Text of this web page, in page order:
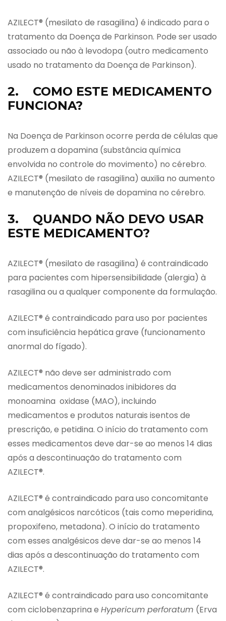
AZILECT® (mesilato de rasagilina) é indicado para o
tratamento da Doença de Parkinson. Pode ser usado
associado ou não à levodopa (outro medicamento
usado no tratamento da Doença de Parkinson).
2. COMO ESTE MEDICAMENTO
FUNCIONA?
Na Doença de Parkinson ocorre perda de células que
produzem a dopamina (substância química
envolvida no controle do movimento) no cérebro.
AZILECT® (mesilato de rasagilina) auxilia no aumento
e manutenção de níveis de dopamina no cérebro.
3. QUANDO NÃO DEVO USAR
ESTE MEDICAMENTO?
AZILECT® (mesilato de rasagilina) é contraindicado
para pacientes com hipersensibilidade (alergia) à
rasagilina ou a qualquer componente da formulação.
AZILECT® é contraindicado para uso por pacientes
com insuficiência hepática grave (funcionamento
anormal do fígado).
AZILECT® não deve ser administrado com
medicamentos denominados inibidores da
monoamina oxidase (MAO), incluindo
medicamentos e produtos naturais isentos de
prescrição, e petidina. O início do tratamento com
esses medicamentos deve dar-se ao menos 14 dias
após a descontinuação do tratamento com
AZILECT®.
AZILECT® é contraindicado para uso concomitante
com analgésicos narcóticos (tais como meperidina,
propoxifeno, metadona). O início do tratamento
com esses analgésicos deve dar-se ao menos 14
dias após a descontinuação do tratamento com
AZILECT®.
AZILECT® é contraindicado para uso concomitante
com ciclobenzaprina e Hypericum perforatum (Erva